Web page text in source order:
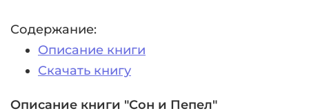
Содержание:
Описание книги
Скачать книгу
Описание книги "Сон и Пепел"